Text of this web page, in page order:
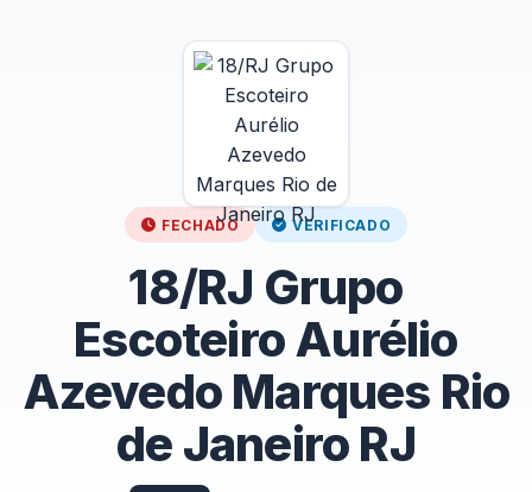
FECHADO VERIFICADO
18/RJ Grupo
Escoteiro Aurélio
Azevedo Marques Rio
de Janeiro RJ